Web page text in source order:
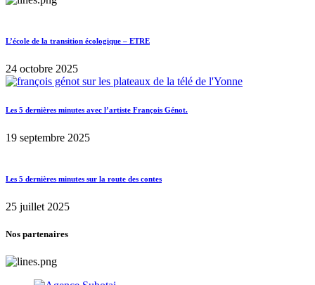
L’école de la transition écologique – ETRE
24 octobre 2025
Les 5 dernières minutes avec l’artiste François Génot.
19 septembre 2025
Les 5 dernières minutes sur la route des contes
25 juillet 2025
Nos partenaires